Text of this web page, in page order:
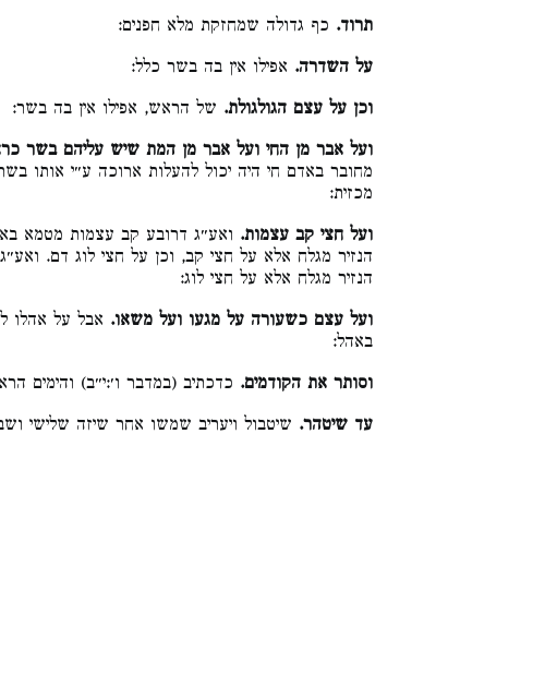
תרוד. כף גדולה שמחזקת מלא חפנים:
על השדרה. אפילו אין בה בשר כלל:
וכן על עצם הגולגולת. של הראש, אפילו אין בה בשר:
ועל אבר מן החי ועל אבר מן המת שיש עליהם בשר
מחובר באדם חי היה יכול להעלות ארוכה ע״י אותו
מכזית:
ועל חצי קב עצמות. ואע״ג דרובע קב עצמות מטמא
הנזיר מגלח אלא על חצי קב, וכן על חצי לוג דם.
הנזיר מגלח אלא על חצי לוג:
ועל עצם כשעורה על מגעו ועל משאו. אבל על אהלו
באהל:
וסותר את הקודמים. כדכתיב (במדבר ו׳:י״ב) והימים
עד שיטהר. שיטבול ויעריב שמשו אחר שיזה שלישי